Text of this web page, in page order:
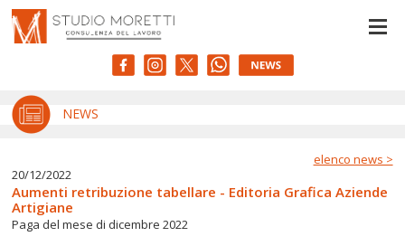
NEWS
elenco news >
20/12/2022
Aumenti retribuzione tabellare - Editoria Grafica Aziende
Artigiane
Paga del mese di dicembre 2022
Informativa sulla raccolta
Le tue preferenze relative alla privacy